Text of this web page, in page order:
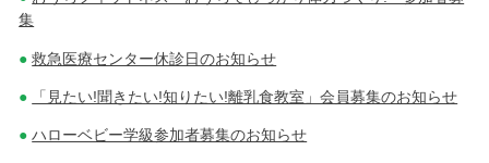
集
救急医療センター休診日のお知らせ
「見たい!聞きたい!知りたい!離乳食教室」会員募集のお知らせ
ハローベビー学級参加者募集のお知らせ